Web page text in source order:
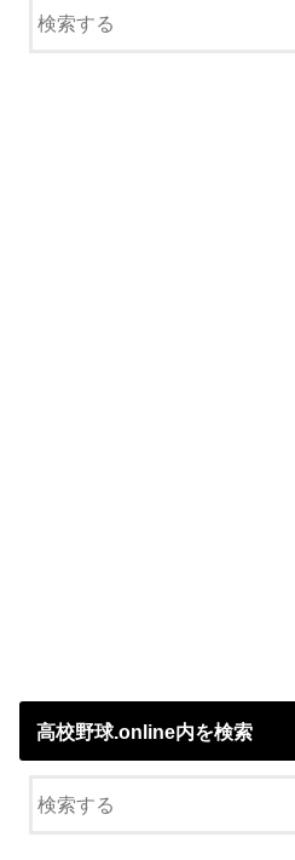
高校野球.online内を検索